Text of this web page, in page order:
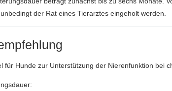
der Rat eines Tierarztes eingeholt werden.
für Hunde zur Unterstützung der Nierenfunktion bei